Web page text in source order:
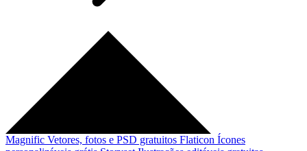
Magnific Vetores, fotos e PSD gratuitos Flaticon Ícones